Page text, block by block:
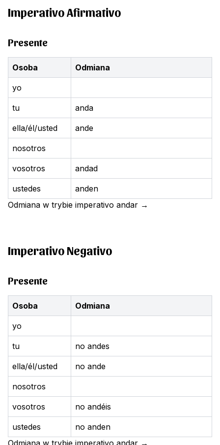
Imperativo Afirmativo
Presente
Osoba Odmiana
yo
tu anda
ella/él/usted ande
nosotros
vosotros andad
ustedes
anden
Odmiana w trybie imperativo andar →
Imperativo Negativo
Presente
Osoba Odmiana
yo
tu no andes
ella/él/usted no ande
nosotros
vosotros no andéis
ustedes
no anden
Odmiana w trybie imperativo andar →